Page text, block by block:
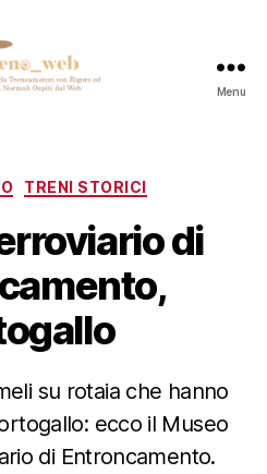
Menu
Categorie
TRENI STORICI
di
su rotaia che hanno
ecco il Museo
di Entroncamento.